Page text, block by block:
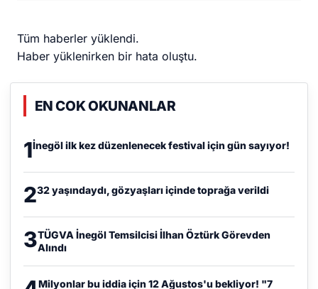
Tüm haberler yüklendi.
Haber yüklenirken bir hata oluştu.
EN COK OKUNANLAR
1İnegöl ilk kez düzenlenecek festival için gün sayıyor!
232 yaşındaydı, gözyaşları içinde toprağa verildi
3TÜGVA İnegöl Temsilcisi İlhan Öztürk Görevden
Alındı
Milyonlar bu iddia için 12 Ağustos'u bekliyor! "7